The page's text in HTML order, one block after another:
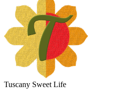
Tuscany Sweet Life